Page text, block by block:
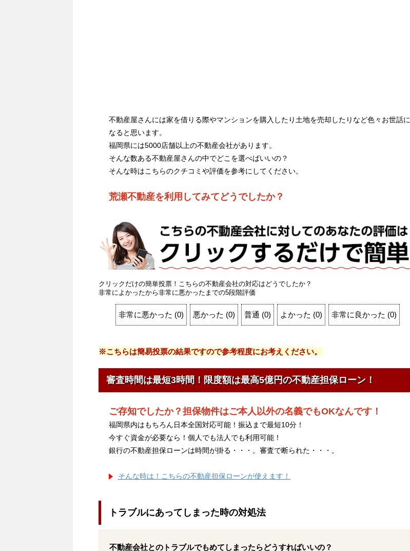
不動産屋さんには家を借りる際やマンションを購入したり土地を売却したりなど色々お世話に
なると思います。
福岡県には5000店舗以上の不動産会社があります。
そんな数ある不動産屋さんの中でどこを選べばいいの？
そんな時はこちらのクチコミや評価を参考にしてください。
荒瀬不動産を利用してみてどうでしたか？
クリックだけの簡単投票！こちらの不動産会社の対応はどうでしたか？
非常によかったから非常に悪かったまでの5段階評価
非常に悪かった (0) 悪かった (0) 普通 (0) よかった (0) 非常に良かった (0)
※こちらは簡易投票の結果ですので参考程度にお考えください。
審査時間は最短3時間！限度額は最高5億円の不動産担保ローン！
ご存知でしたか？担保物件はご本人以外の名義でもOKなんです！
福岡県内はもちろん日本全国対応可能！振込まで最短10分！
今すぐ資金が必要なら！個人でも法人でも利用可能！
銀行の不動産担保ローンは時間が掛る・・・。審査で断られた・・・。
そんな時は！こちらの不動産担保ローンが使えます！
トラブルにあってしまった時の対処法
不動産会社とのトラブルでもめてしまったらどうすればいいの？